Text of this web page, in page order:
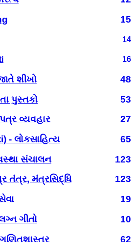
15
14
16
શીખો
48
પુસ્તકો
53
વ્યવહાર
27
- લોકસાહિત્ય
65
સંચાલન
123
તંત્ર, મંત્રસિદ્ધિ
123
19
ગીતો
10
62